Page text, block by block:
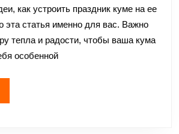
на
ее
день
рождение
как устроить праздник куме на ее
эта статья именно для вас. Важно
тепла и радости, чтобы ваша кума
особенной